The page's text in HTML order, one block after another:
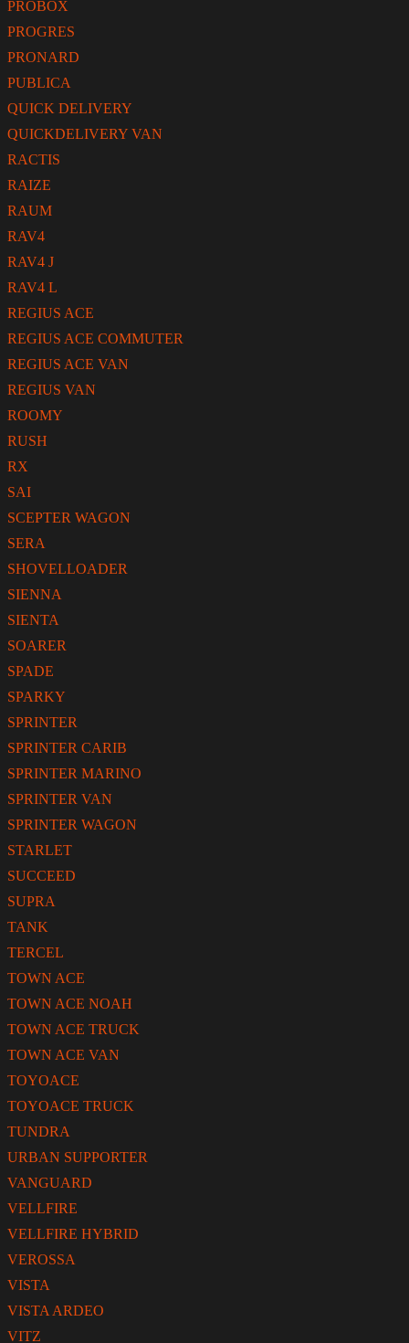
PROBOX
PROGRES
PRONARD
PUBLICA
QUICK DELIVERY
QUICKDELIVERY VAN
RACTIS
RAIZE
RAUM
RAV4
RAV4 J
RAV4 L
REGIUS ACE
REGIUS ACE COMMUTER
REGIUS ACE VAN
REGIUS VAN
ROOMY
RUSH
RX
SAI
SCEPTER WAGON
SERA
SHOVELLOADER
SIENNA
SIENTA
SOARER
SPADE
SPARKY
SPRINTER
SPRINTER CARIB
SPRINTER MARINO
SPRINTER VAN
SPRINTER WAGON
STARLET
SUCCEED
SUPRA
TANK
TERCEL
TOWN ACE
TOWN ACE NOAH
TOWN ACE TRUCK
TOWN ACE VAN
TOYOACE
TOYOACE TRUCK
TUNDRA
URBAN SUPPORTER
VANGUARD
VELLFIRE
VELLFIRE HYBRID
VEROSSA
VISTA
VISTA ARDEO
VITZ